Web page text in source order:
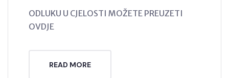
ODLUKU U CJELOSTI MOŽETE PREUZETI
OVDJE
READ MORE